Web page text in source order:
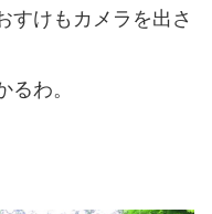
すけもカメラを出さ
わ。